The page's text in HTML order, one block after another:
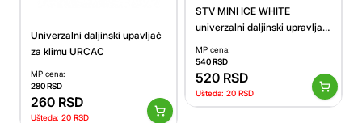
Univerzalni daljinski upavljač
za klimu URCAC
MP cena:
280RSD
260 RSD
Ušteda: 20 RSD
STV MINI ICE WHITE
univerzalni daljinski upravljač
MP cena:
540RSD
520 RSD
Ušteda: 20 RSD